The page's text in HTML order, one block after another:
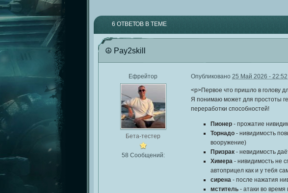
6 ОТВЕТОВ В ТЕМЕ
☮ Pay2skill
Ефрейтор
Бета-тестер
58 Сообщений:
Опубликовано 25 Май 2026 - 22:52
<p>Первое что пришло в голову
Я понимаю может для простоты
переработки способностей!
Пионер - прожатие
Торнадо - нивидимость
вооружение)
Призрак - невидимость
Химера - нивидимость не
автоприцел как и у тебя
сирена - после нажатия
мститель - атаки во